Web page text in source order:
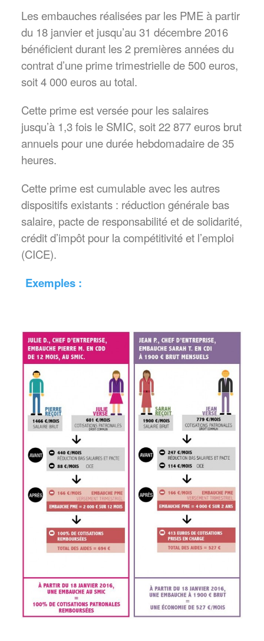
Les embauches réalisées par les PME à partir
du 18 janvier et jusqu’au 31 décembre 2016
bénéficient durant les 2 premières années du
contrat d’une prime trimestrielle de 500 euros,
soit 4 000 euros au total.
Cette prime est versée pour les salaires
jusqu’à 1,3 fois le SMIC, soit 22 877 euros brut
annuels pour une durée hebdomadaire de 35
heures.
Cette prime est cumulable avec les autres
dispositifs existants : réduction générale bas
salaire, pacte de responsabilité et de solidarité,
crédit d’impôt pour la compétitivité et l’emploi
(CICE).
Exemples :